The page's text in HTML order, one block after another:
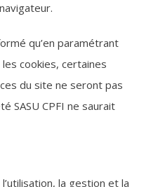
qu’en paramétrant
cookies, certaines
du site ne seront pas
SASU CPFI ne saurait
la gestion et la